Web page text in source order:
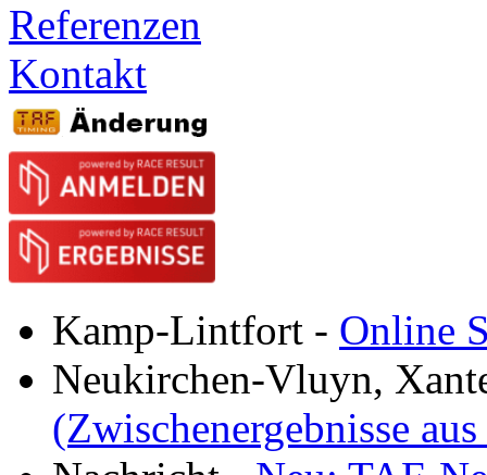
Referenzen
Kontakt
Kamp-Lintfort - Online
Neukirchen-Vluyn,
(Zwischenergebnisse